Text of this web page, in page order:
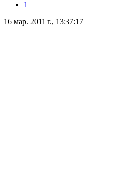
1
16 мар. 2011 г., 13:37:17